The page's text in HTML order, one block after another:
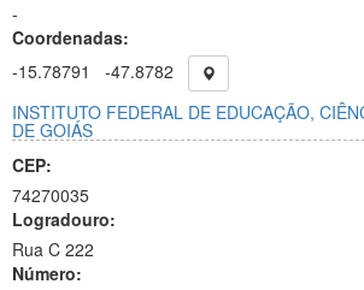
-
Coordenadas:
-15.78791
-47.8782
INSTITUTO FEDERAL DE EDUCAÇÃO,
DE GOIÁS
CEP:
74270035
Logradouro:
Rua C 222
Número: